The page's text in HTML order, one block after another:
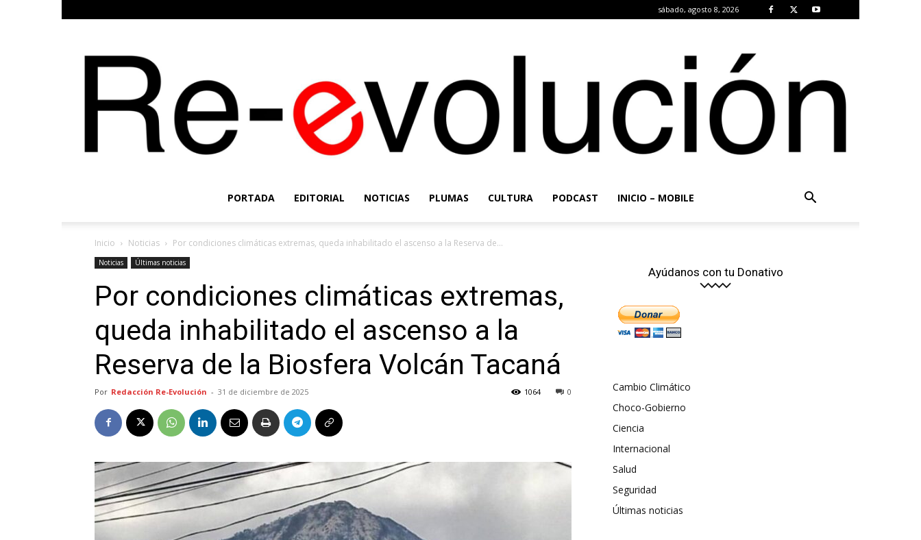
sábado, agosto 8, 2026
Evolución
PORTADA EDITORIAL NOTICIAS PLUMAS CULTURA PODCAST INICIO – MOBILE
Inicio Noticias Por condiciones climáticas extremas, queda inhabilitado el ascenso a la Reserva de...
Noticias Últimas noticias
Por condiciones climáticas extremas,
queda inhabilitado el ascenso a la
Reserva de la Biosfera Volcán Tacaná
Por Redacción Re-Evolución - 31 de diciembre de 2025 0
1064
Ayúdanos con tu Donativo
Cambio Climático
Choco-Gobierno
Ciencia
Internacional
Salud
Seguridad
Últimas noticias